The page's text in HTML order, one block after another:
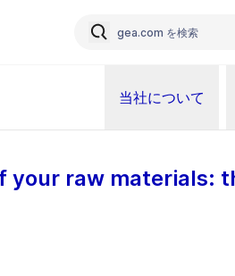
当社について
your raw materials: